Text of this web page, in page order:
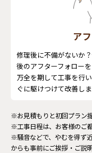
ア
修理後に不備がないか
後のアフターフォロー
万全を期して工事を行
ぐに駆けつけて改善しま
※お見積もりと初回プラン
※工事日程は、お客様のご
※騒音などで、やむを得ず
からも事前にご挨拶・ご説